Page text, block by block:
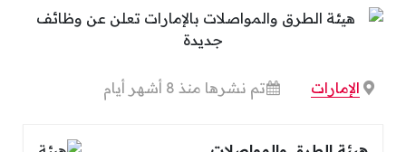
الإمارات تم نشرها منذ 8 أشهر أيام